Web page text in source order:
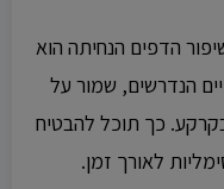
הדפים הנחיתה הוא
הנדרשים, שמור על
כך תוכל להבטיח
לאורך זמן.